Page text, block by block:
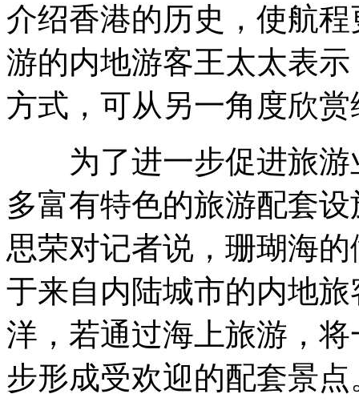
介绍香港的历史，使航
游的内地游客王太太表
方式，可从另一角度欣
为了进一步促进旅游
多富有特色的旅游配套
思荣对记者说，珊瑚海
于来自内陆城市的内地
洋，若通过海上旅游，
步形成受欢迎的配套景点